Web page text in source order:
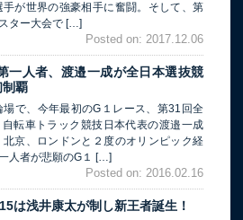
が世界の強豪相手に奮闘。そして、第
ター大会で […]
Posted on: 2017.12.06
一人者、渡邉一成が全日本選抜競
制覇
で、今年最初のG１レース、第31回全
転車トラック競技日本代表の渡邉一成
北京、ロンドンと２度のオリンピック経
人者が悲願のG１ […]
Posted on: 2016.02.16
は浅井康太が制し新王者誕生！